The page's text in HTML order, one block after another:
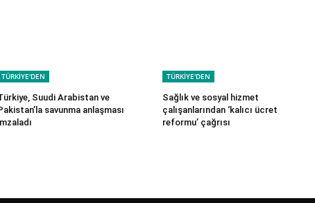
TÜRKİYE'DEN
Suudi Arabistan ve
savunma anlaşması
TÜRKİYE'DEN
Sağlık ve sosyal hizmet
çalışanlarından ‘kalıcı ücret
reformu’ çağrısı